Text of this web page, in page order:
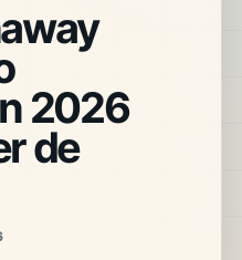
2026
de